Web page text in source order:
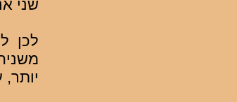
שני
לכן